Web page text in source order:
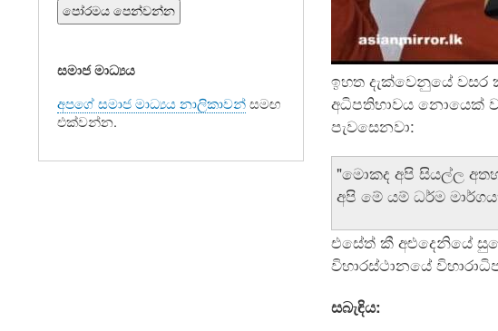
ඉහත දැක්වෙනුයේ
අධිපතිභාවය නොයෙක්
පැවසෙනවා:
"මොකද අපි සියල්ල
අපි මේ යම් ධර්ම
එසේත් කී අළුදෙනියේ
විහාරස්ථානයේ
සබැඳිය:
සමාජ මාධ්‍යය
අපගේ සමාජ මාධ්‍යය නාලිකාවන්සමඟ
එක්වන්න.